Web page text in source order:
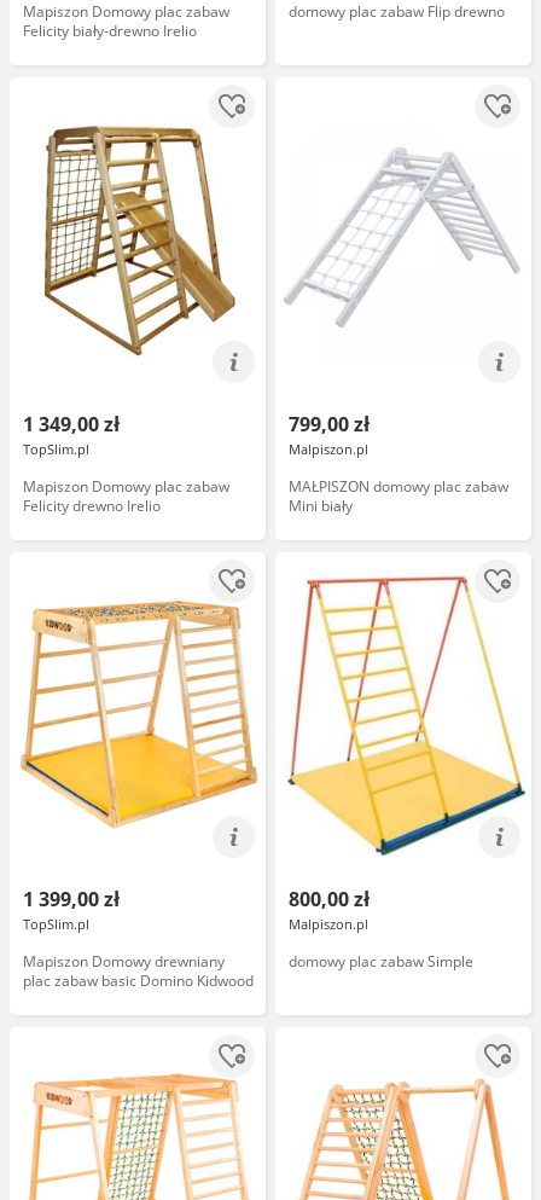
Mapiszon Domowy plac zabaw
Felicity biały-drewno Irelio
domowy plac zabaw Flip drewno
1 349,00 zł
TopSlim.pl
Mapiszon Domowy plac zabaw
Felicity drewno Irelio
799,00 zł
Malpiszon.pl
MAŁPISZON domowy plac zabaw
Mini biały
1 399,00 zł
TopSlim.pl
Mapiszon Domowy drewniany
plac zabaw basic Domino Kidwood
800,00 zł
Malpiszon.pl
domowy plac zabaw Simple